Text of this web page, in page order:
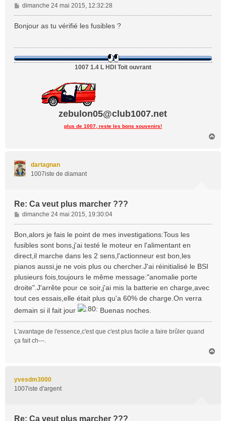
M
e
s
e
dimanche 24 mai 2015, 12:32:28
Bonjour as tu vérifié les fusibles ?
1007 1.4 L HDI Toit ouvrant
zebulon05@club1007.net
plus de 1007, reste les bons souvenirs!
dartagnan
1007iste de diamant
Re: Ca veut plus marcher ???
M
e
s
g
e
dimanche 24 mai 2015, 19:30:04
Bon,alors je fais le point de mes investigations:Tous les
fusibles sont bons,j'ai testé le moteur en l'alimentant en
direct,il marche dans les 2 sens,l'actionneur est bon,les
pianos aussi,je ne vois plus ou chercher.J'ai réinitialisé le BSI
plusieurs fois,toujours le même message:"anomalie porte
droite".J'arrête pour ce soir,j'ai mis la batterie en charge,avec
tout ces essais,elle était plus qu'a 60% de charge.On verra
demain si il fait jour
Buenas noches.
L'avantage de l'essence,c'est que c'est plus facile a faire brûler quand
ça fait ch---.
yvesdm3000
1007iste d'argent
Re: Ca veut plus marcher ???